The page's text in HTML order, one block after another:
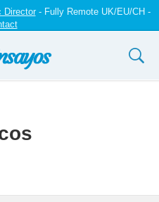
Director- Fully Remote UK/EU/CH -